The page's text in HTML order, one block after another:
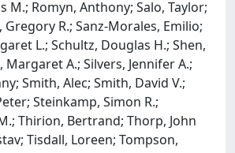
M.; Romyn, Anthony; Salo, Taylor;
Gregory R.; Sanz-Morales, Emilio;
L.; Schultz, Douglas H.; Shen,
Margaret A.; Silvers, Jennifer A.;
Smith, Alec; Smith, David V.;
Steinkamp, Simon R.;
Thirion, Bertrand; Thorp, John
Tisdall, Loreen; Tompson,